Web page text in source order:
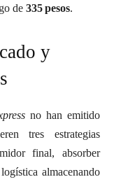
de 335 pesos.
y
no han emitido
tres estrategias
final, absorber
almacenando